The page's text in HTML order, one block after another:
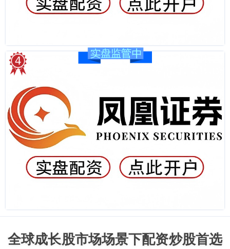
全球成长股市场场景下配资炒股首选